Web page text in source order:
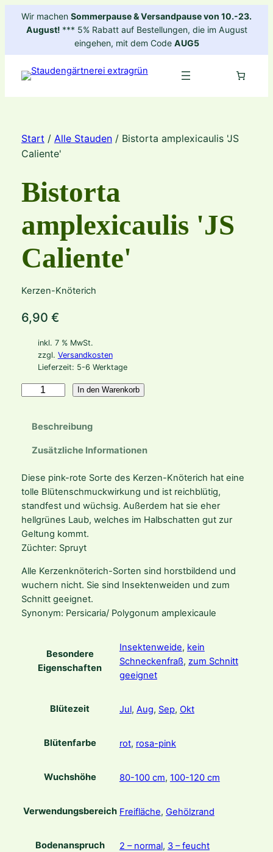
ZumWir machen Sommerpause & Versandpause von 10.-23.
August! *** 5% Rabatt auf Bestellungen, die im August
eingehen, mit dem Code AUG5
Start / Alle Stauden/ Bistorta amplexicaulis 'JS
Caliente'
Bistorta
amplexicaulis 'JS
Caliente'
Kerzen-Knöterich
6,90 €
inkl. 7 % MwSt.
zzgl. Versandkosten
Lieferzeit: 5-6 Werktage
t
a
a
m
p
l
x
i
c
a
t
In den Warenkorb
Beschreibung
Zusätzliche Informationen
Diese pink-rote Sorte des Kerzen-Knöterich hat eine
tolle Blütenschmuckwirkung und ist reichblütig,
standfest und wüchsig. Außerdem hat sie eher
hellgrünes Laub, welches im Halbschatten gut zur
Geltung kommt.
Züchter: Spruyt
Alle Kerzenknöterich-Sorten sind horstbildend und
wuchern nicht. Sie sind Insektenweiden und zum
Schnitt geeignet.
Synonym: Persicaria/ Polygonum amplexicaule
Besondere
Eigenschaften
Insektenweide, kein
Schneckenfraß, zum Schnitt
geeignet
Blütezeit Jul, Aug, Sep, Okt
Blütenfarbe rot, rosa-pink
Wuchshöhe 80-100 cm, 100-120 cm
Verwendungsbereich Freifläche, Gehölzrand
Bodenanspruch 2 – normal, 3 – feucht